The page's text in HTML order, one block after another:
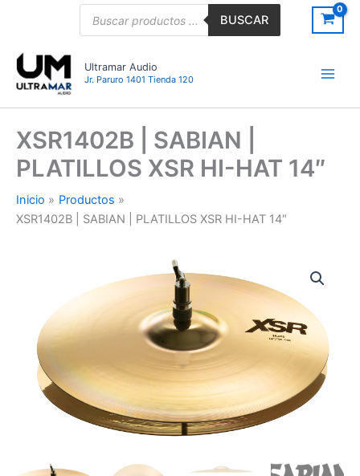
BUSCAR
Ultramar Audio
Jr. Paruro 1401 Tienda 120
XSR1402B | SABIAN |
PLATILLOS XSR HI-HAT 14″
Inicio
Productos
XSR1402B | SABIAN | PLATILLOS XSR HI-HAT 14″
PLATILLOS
HAT
cantidad